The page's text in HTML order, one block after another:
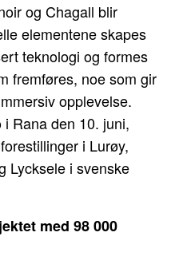
og Chagall blir
elementene skapes
teknologi og formes
fremføres, noe som gir
opplevelse.
Rana den 10. juni,
i Lurøy,
Lycksele i svenske
med 98 000